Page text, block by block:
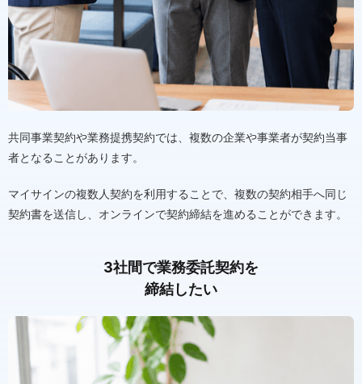
共同事業契約や業務提携契約では、複数の企業や事業者が契約当事
者となることがあります。
マイサインの複数人契約を利用することで、複数の契約相手へ同じ
契約書を送信し、オンラインで契約締結を進めることができます。
3社間で業務委託契約を
締結したい